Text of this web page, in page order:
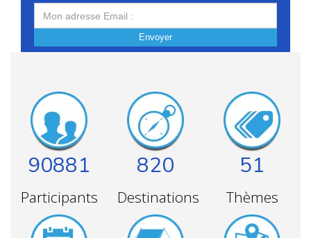
Envoyer
90881
Participants
820
Destinations
51
Thèmes